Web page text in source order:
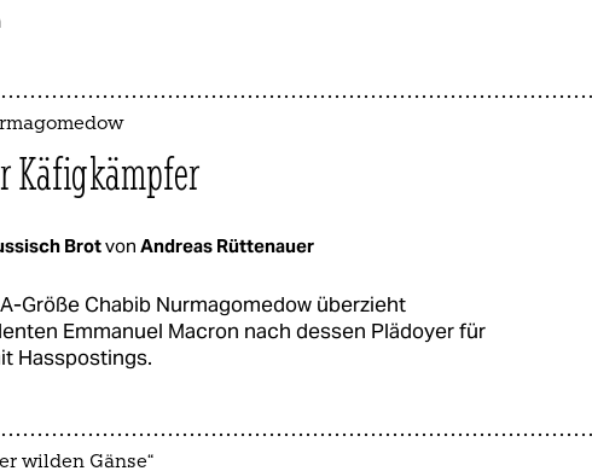
Käfigkämpfer
Brotvon Andreas Rüttenauer
Größe Chabib Nurmagomedow überzieht
Emmanuel Macron nach dessen Plädoyer für
Hasspostings.
wilden Gänse“